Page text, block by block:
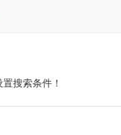
搜索条件！